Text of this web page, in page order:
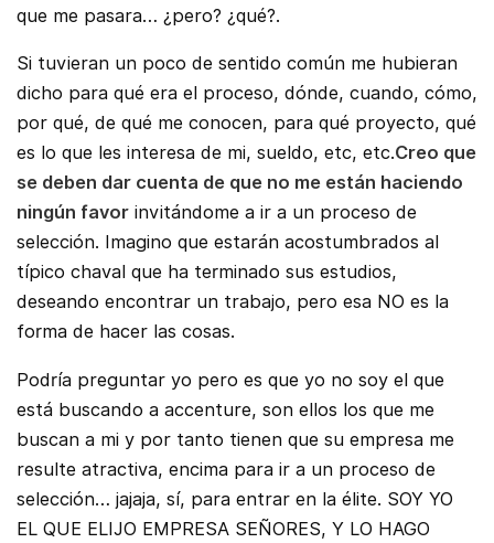
que me pasara… ¿pero? ¿qué?.
Si tuvieran un poco de sentido común me hubieran
dicho para qué era el proceso, dónde, cuando, cómo,
por qué, de qué me conocen, para qué proyecto, qué
es lo que les interesa de mi, sueldo, etc, etc.Creo que
se deben dar cuenta de que no me están haciendo
ningún favor invitándome a ir a un proceso de
selección. Imagino que estarán acostumbrados al
típico chaval que ha terminado sus estudios,
deseando encontrar un trabajo, pero esa NO es la
forma de hacer las cosas.
Podría preguntar yo pero es que yo no soy el que
está buscando a accenture, son ellos los que me
buscan a mi y por tanto tienen que su empresa me
resulte atractiva, encima para ir a un proceso de
selección… jajaja, sí, para entrar en la élite. SOY YO
EL QUE ELIJO EMPRESA SEÑORES, Y LO HAGO